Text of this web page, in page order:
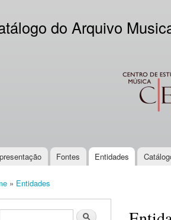
do Arquivo
CESEM
Fontes Entidades
» Entidades
Search form Search